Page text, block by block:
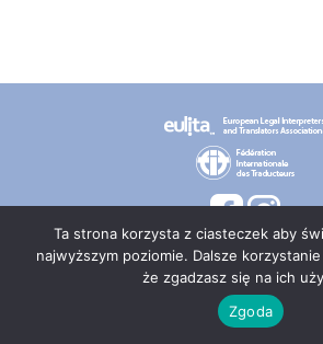
© 2026 PT TEPIS
Ta strona korzysta z ciasteczek aby
najwyższym poziomie. Dalsze
że zgadzasz się na ich
Zgoda